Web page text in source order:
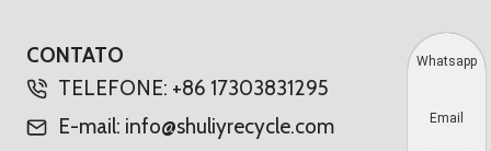
CONTATO
TELEFONE: +86 17303831295
E-mail: info@shuliyrecycle.com
Whatsapp
Email